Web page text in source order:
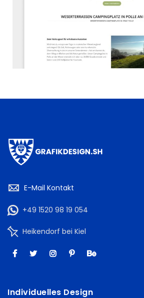
E-Mail Kontakt
+49 1520 98 19 054
Heikendorf bei Kiel
Individuelles Design